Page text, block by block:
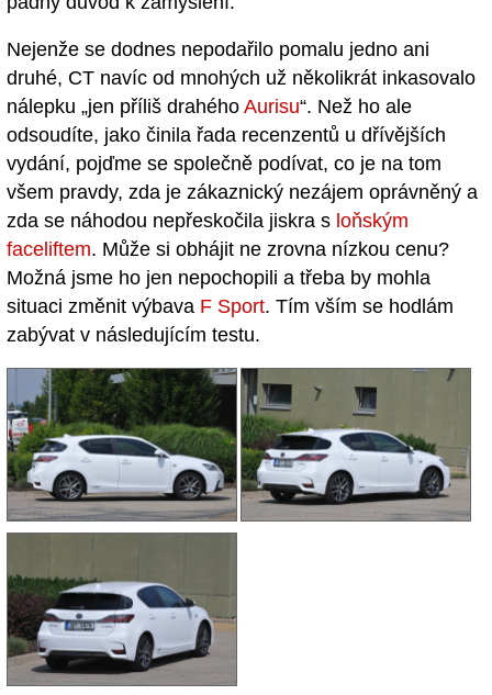
Nejenže se dodnes nepodařilo pomalu jedno ani
druhé, CT navíc od mnohých už několikrát inkasovalo
nálepku „jen příliš drahého Aurisu“. Než ho ale
odsoudíte, jako činila řada recenzentů u dřívějších
vydání, pojďme se společně podívat, co je na tom
všem pravdy, zda je zákaznický nezájem oprávněný a
zda se náhodou nepřeskočila jiskra s loňským
faceliftem. Může si obhájit ne zrovna nízkou cenu?
Možná jsme ho jen nepochopili a třeba by mohla
situaci změnit výbava F Sport. Tím vším se hodlám
zabývat v následujícím testu.